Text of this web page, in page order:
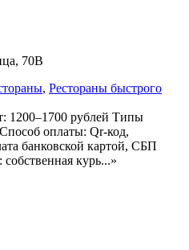
70В
, Рестораны быстрого
1200–1700 рублей Типы
оплаты: Qr-код,
банковской картой, СБП
курь...»